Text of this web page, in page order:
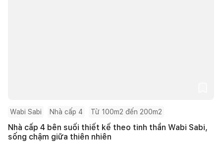
Wabi Sabi Nhà cấp 4 Từ 100m2 đến 200m2
Nhà cấp 4 bên suối thiết kế theo tinh thần Wabi Sabi,
sống chậm giữa thiên nhiên